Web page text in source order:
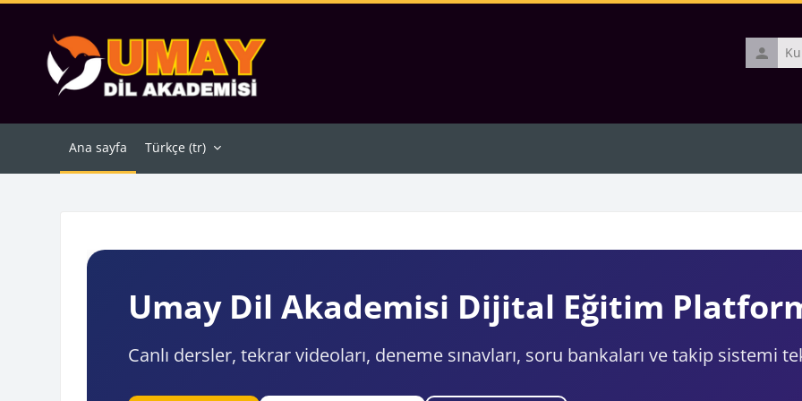
Kullanıcı
adı
Ana sayfa Türkçe ‎(tr)‎
Bloklar
Umay Dil Akademisi Dijital Eğitim
Canlı dersler, tekrar videoları, deneme sınavları, soru bankaları ve takip sistemi